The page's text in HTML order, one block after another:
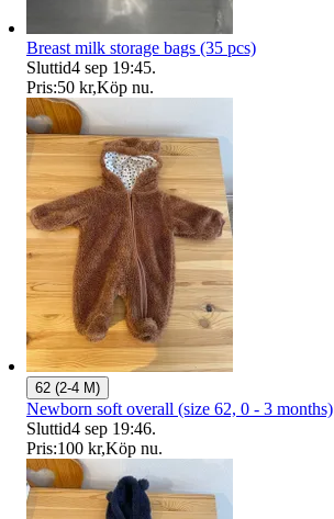
Breast milk storage bags (35 pcs)
Sluttid4 sep 19:45.
Pris:50 kr,Köp nu.
62 (2-4 M)
Newborn soft overall (size 62, 0 - 3 months)
Sluttid4 sep 19:46.
Pris:100 kr,Köp nu.